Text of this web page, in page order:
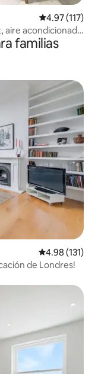
Calificación
4.97 (117)
aire acondicionado
familias
Calificación
4.98 (131)
de Londres!